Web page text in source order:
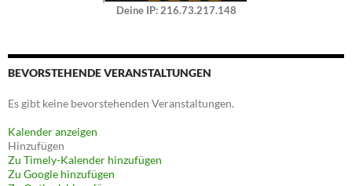
Deine IP: 216.73.217.148
BEVORSTEHENDE VERANSTALTUNGEN
Es gibt keine bevorstehenden Veranstaltungen.
Kalender anzeigen
Hinzufügen
Zu Timely-Kalender hinzufügen
Zu Google hinzufügen